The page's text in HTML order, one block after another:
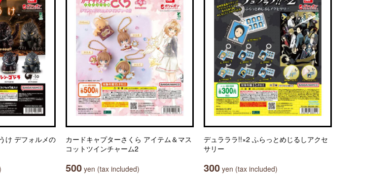
け デフォルメの
カードキャプターさくら アイテム＆マス
コットツインチャーム2
500 yen (tax included)
デュラララ!!×2 ふらっとめじるしアクセ
サリー
300 yen (tax included)